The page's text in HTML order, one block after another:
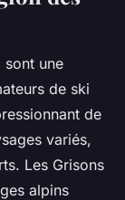
sont une
de ski
de
variés,
Les Grisons
alpins